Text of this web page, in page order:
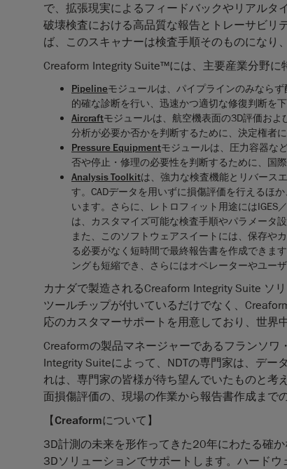
で、拡張現実によるフィードバックやリアルタ
破壊検査における高品質な報告とトレーサビリ
ば、このスキャナーは検査手順そのものになり
Creaform Integrity Suite™には、主要産業分野に
Pipelineモジュールは、パイプラインのみなら
的確な診断を行い、迅速かつ適切な修復判断を
Aircraftモジュールは、航空機表面の3D評価お
分析が必要か否かを判断するために、決定権者
Pressure Equipmentモジュールは、圧力容器な
否や停止・修理の必要性を判断するために、国
Analysis Toolkitは、強力な検査機能とリバース
す。CADデータを用いずに損傷評価を行えるほ
います。さらに、レトロフィット用途にはIGES
は、カスタマイズ可能な検査手順やパラメータ
また、このソフトウェアスイートには、保存や
る必要がなく短時間で最終報告書を作成できま
ングも短縮でき、さらにはオペレーターやユー
カナダで製造されるCreaform Integrity Suite ソ
ツールチップが付いているだけでなく、
応のカスタマーサポートを用意しており、世界
Creaformの製品マネージャーであるフランソワ
Integrity Suiteによって、NDTの専門家は、デー
れは、専門家の皆様が待ち望んでいたものと考
面損傷評価の、現場の作業から報告書作成まで
【Creaformについて】
3D計測の未来を形作ってきた20年にわたる確
3Dソリューションでサポートします。ハード